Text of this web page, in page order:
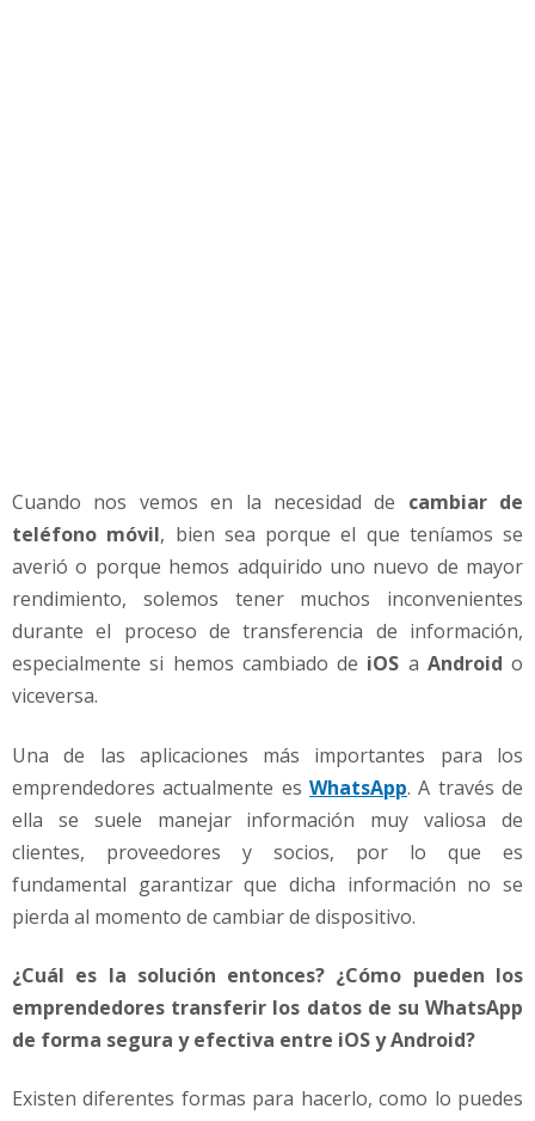
r
e
d
i
p
o
t
v
o
s
i
A
n
d
o
Cuando nos vemos en la necesidad de cambiar de
teléfono móvil, bien sea porque el que teníamos se
averió o porque hemos adquirido uno nuevo de mayor
rendimiento, solemos tener muchos inconvenientes
durante el proceso de transferencia de información,
especialmente si hemos cambiado de iOS a Android o
viceversa.
Una de las aplicaciones más importantes para los
emprendedores actualmente es WhatsApp. A través de
ella se suele manejar información muy valiosa de
clientes, proveedores y socios, por lo que es
fundamental garantizar que dicha información no se
pierda al momento de cambiar de dispositivo.
¿Cuál es la solución entonces? ¿Cómo pueden los
emprendedores transferir los datos de su WhatsApp
de forma segura y efectiva entre iOS y Android?
Existen diferentes formas para hacerlo, como lo puedes